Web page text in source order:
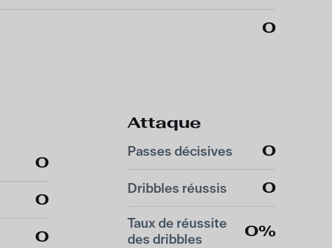
0
Attaque
Passes décisives 0
Dribbles réussis 0
Taux de réussite
des dribbles
0%
0
0
0